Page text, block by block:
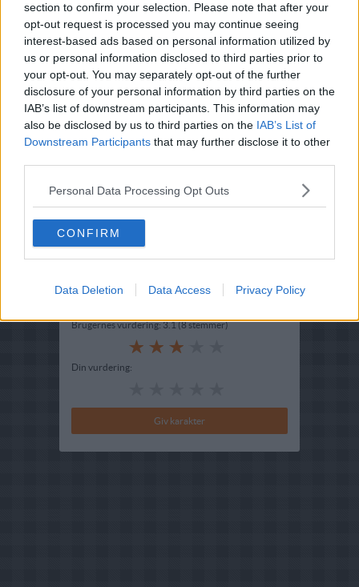
section to confirm your selection. Please note that after your
opt-out request is processed you may continue seeing
interest-based ads based on personal information utilized by
us or personal information disclosed to third parties prior to
your opt-out. You may separately opt-out of the further
disclosure of your personal information by third parties on the
IAB’s list of downstream participants. This information may
also be disclosed by us to third parties on the IAB’s List of
Downstream Participants that may further disclose it to other
Personal Data Processing Opt Outs
CONFIRM
Data Deletion Data Access Privacy Policy
Opskriftsinfo
Ret : Salater-Salater
Hovedingrediens :Rodfrugter-Kartofler
Oprindelsesland :Spanien
Indsendt af : Anne
2005-07-08
Brugernes vurdering:3.1(8stemmer)
Din vurdering: